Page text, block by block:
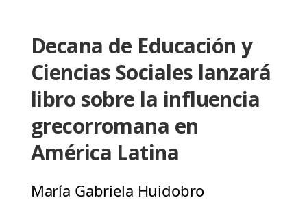
Decana de Educación y
Ciencias Sociales lanzará
libro sobre la influencia
grecorromana en
América Latina
María Gabriela Huidobro